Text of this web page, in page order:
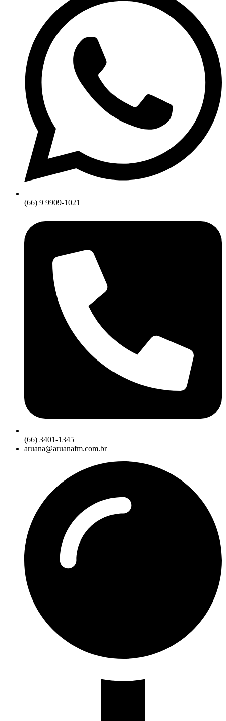
(66) 9 9909-1021
(66) 3401-1345
aruana@aruanafm.com.br